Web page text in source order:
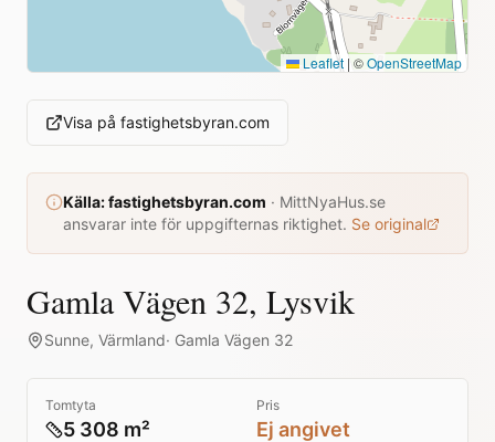
Leaflet | ©OpenStreetMap
Visa på fastighetsbyran.com
Källa:fastighetsbyran.com · MittNyaHus.se
ansvarar inte för uppgifternas riktighet. Se original
Gamla Vägen 32, Lysvik
Sunne, Värmland· Gamla Vägen 32
Tomtyta
5 308 m²
Pris
Ej angivet